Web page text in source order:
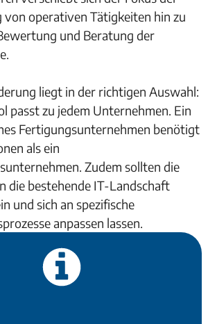
von operativen Tätigkeiten hin zu
und Beratung der
liegt in der richtigen Auswahl:
passt zu jedem Unternehmen. Ein
Fertigungsunternehmen benötigt
als ein
Zudem sollten die
die bestehende IT-Landschaft
und sich an spezifische
anpassen lassen.